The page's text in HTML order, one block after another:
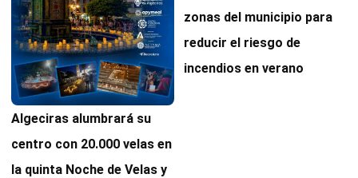
Algeciras alumbrará su
centro con 20.000 velas en
la quinta Noche de Velas y
zonas del municipio para
reducir el riesgo de
incendios en verano